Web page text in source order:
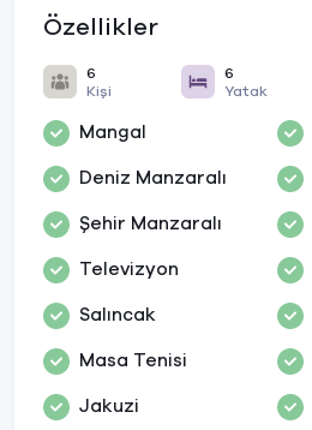
Özellikler
6
Kişi
6
Yatak
Mangal
Deniz Manzaralı
Şehir Manzaralı
Televizyon
Salıncak
Masa Tenisi
Jakuzi